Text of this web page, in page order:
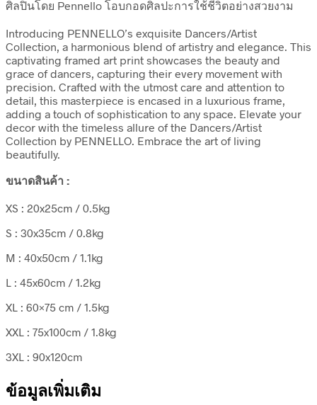
ศิลปินโดย Pennello โอบกอดศิลปะการใช้ชีวิตอย่างสวยงาม
Introducing PENNELLO’s exquisite Dancers/Artist
Collection, a harmonious blend of artistry and elegance. This
captivating framed art print showcases the beauty and
grace of dancers, capturing their every movement with
precision. Crafted with the utmost care and attention to
detail, this masterpiece is encased in a luxurious frame,
adding a touch of sophistication to any space. Elevate your
decor with the timeless allure of the Dancers/Artist
Collection by PENNELLO. Embrace the art of living
beautifully.
ขนาดสินค้า :
XS : 20x25cm / 0.5kg
S : 30x35cm / 0.8kg
M : 40x50cm / 1.1kg
L : 45x60cm / 1.2kg
XL : 60×75 cm / 1.5kg
XXL : 75x100cm / 1.8kg
3XL : 90x120cm
ข้อมูลเพิ่มเติม